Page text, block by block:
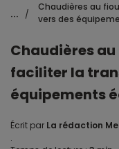
... /
Chaudières au
vers des
Chaudières
faciliter la
équipements
Écrit par La rédaction
.